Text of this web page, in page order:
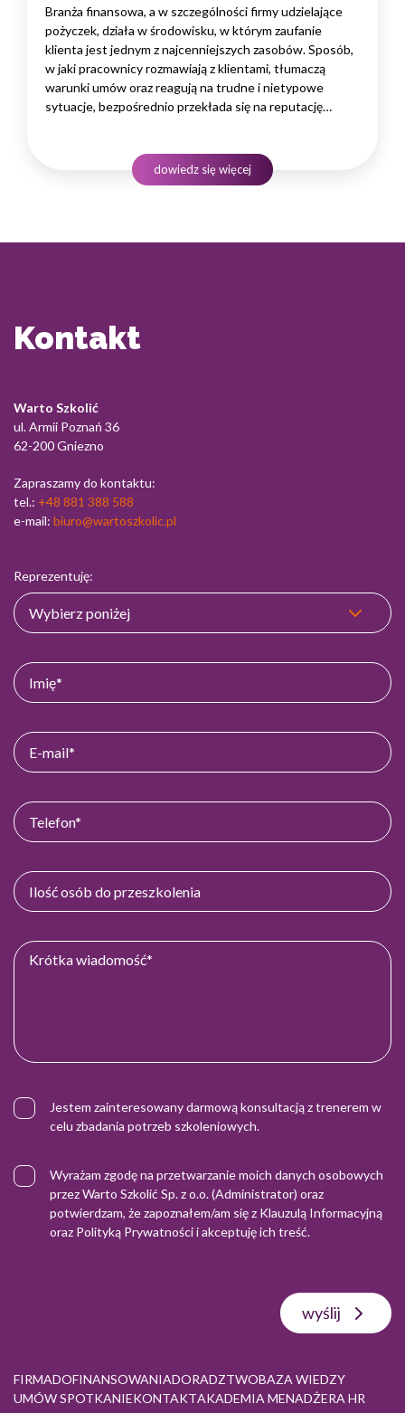
Branża finansowa, a w szczególności firmy udzielające
pożyczek, działa w środowisku, w którym zaufanie
klienta jest jednym z najcenniejszych zasobów. Sposób,
w jaki pracownicy rozmawiają z klientami, tłumaczą
warunki umów oraz reagują na trudne i nietypowe
sytuacje, bezpośrednio przekłada się na reputację
produktowej, lecz także rozwiniętych kompetencji
komunikacyjnych, empatii…
dowiedz się więcej
Kontakt
Warto Szkolić
ul. Armii Poznań 36
62-200 Gniezno
Zapraszamy do kontaktu:
tel.: +48 881 388 588
e-mail: biuro@wartoszkolic.pl
Reprezentuję:
Jestem zainteresowany darmową konsultacją z trenerem w
celu zbadania potrzeb szkoleniowych.
Wyrażam zgodę na przetwarzanie moich danych osobowych
przez Warto Szkolić Sp. z o.o. (Administrator) oraz
potwierdzam, że zapoznałem/am się z Klauzulą Informacyjną
oraz Polityką Prywatnościi akceptuję ich treść.
wyślij
FIRMADOFINANSOWANIADORADZTWOBAZA WIEDZY
UMÓW SPOTKANIEKONTAKTAKADEMIA MENADŻERA HR